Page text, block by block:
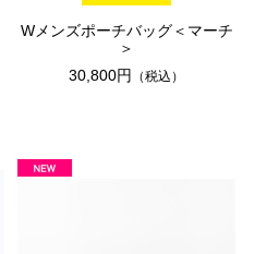
Wメンズポーチバッグ＜マーチ
＞
30,800円
（税込）